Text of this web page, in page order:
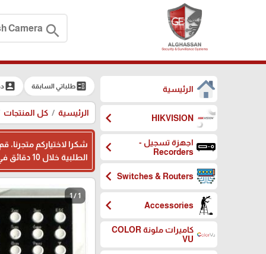
search
الرئيسية
HIKVISION
chevron_left
اجهزة تسجيل -
Recorders
chevron_left
Switches & Routers
chevron_left
Accessories
chevron_left
كاميرات ملونة COLOR
VU
ballotطلباتي السابقة account_box
الرئيسية كل المنتجات
شكرا لاختياركم
الطلبية خلال 10 دقائق في اوقات الدوام ، وبامكانكم ترك ملاحظاتكم اثناء تسجيل بياناتكم في المكان المخصص، شكرا لثقتكم بنا
1 / 1